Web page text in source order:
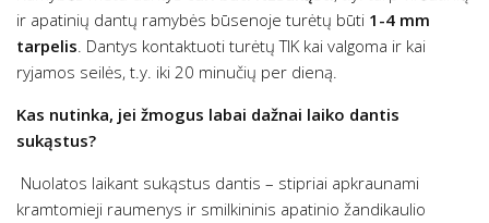
ir apatinių dantų ramybės būsenoje turėtų būti 1-4 mm
tarpelis. Dantys kontaktuoti turėtų TIK kai valgoma ir kai
ryjamos seilės, t.y. iki 20 minučių per dieną.
Kas nutinka, jei žmogus labai dažnai laiko dantis
sukąstus?
Nuolatos laikant sukąstus dantis – stipriai apkraunami
kramtomieji raumenys ir smilkininis apatinio žandikaulio